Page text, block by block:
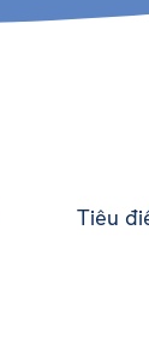
Tiêu